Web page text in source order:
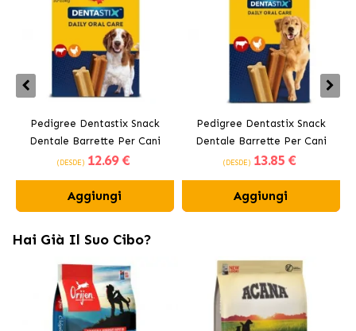
Pedigree Dentastix Snack
Dentale Barrette Per Cani
Medi 10-25 kg
(DESDE) 12.69 €
Aggiungi
Pedigree Dentastix Snack
Dentale Barrette Per Cani
Grandi +25 kg
(DESDE) 13.85 €
Aggiungi
Hai Già Il Suo Cibo?